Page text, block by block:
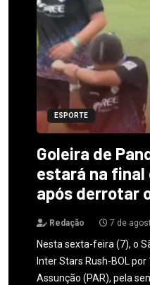
ESPORTE
Goleira de
estará na final
após derrotar
Redação 7 de
Nesta sexta-feira (7), o
Inter Stars Rush-BOL
Assunção (PAR), pela